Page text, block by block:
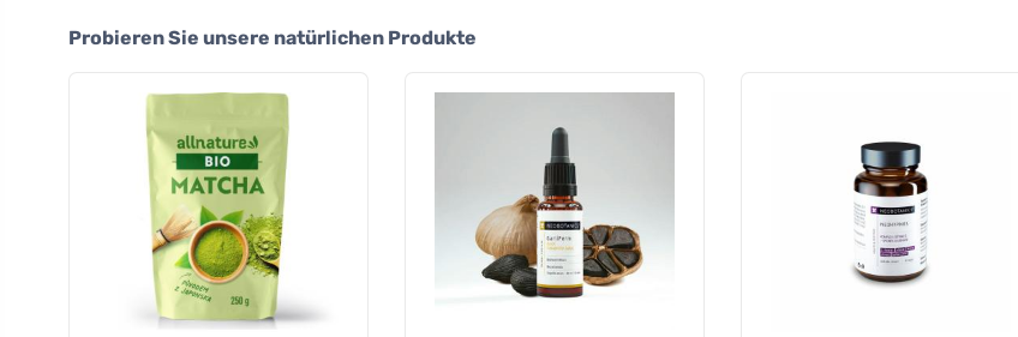
Probieren Sie unsere natürlichen Produkte